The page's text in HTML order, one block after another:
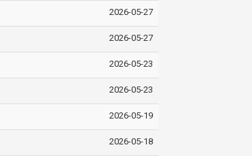
2026-05-27
2026-05-27
2026-05-23
2026-05-23
2026-05-19
2026-05-18